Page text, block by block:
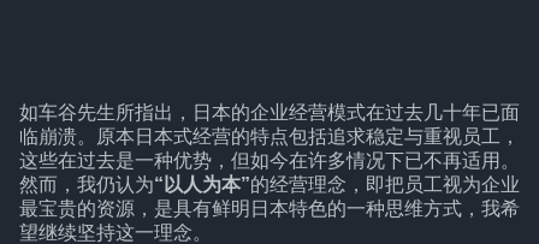
如车谷先生所指出，日本的企业经营模式在过去几十年已面
临崩溃。原本日本式经营的特点包括追求稳定与重视员工，
这些在过去是一种优势，但如今在许多情况下已不再适用。
然而，我仍认为“以人为本”的经营理念，即把员工视为企业
最宝贵的资源，是具有鲜明日本特色的一种思维方式，我希
望继续坚持这一理念。